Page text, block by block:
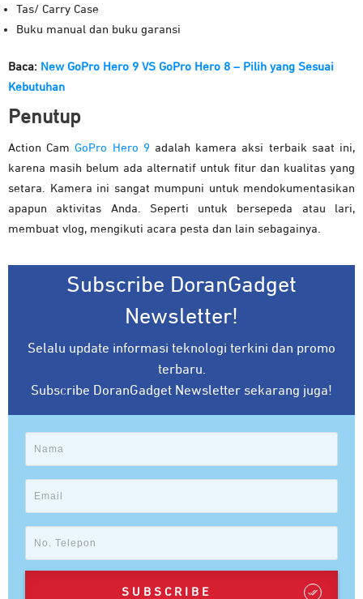
Tas/ Carry Case
Buku manual dan buku garansi
Baca: New GoPro Hero 9 VS GoPro Hero 8 – Pilih yang Sesuai
Kebutuhan
Penutup
Action Cam GoPro Hero 9adalah kamera aksi terbaik saat ini,
karena masih belum ada alternatif untuk fitur dan kualitas yang
setara. Kamera ini sangat mumpuni untuk mendokumentasikan
apapun aktivitas Anda. Seperti untuk bersepeda atau lari,
membuat vlog, mengikuti acara pesta dan lain sebagainya.
Subscribe DoranGadget
Newsletter!
Selalu update informasi teknologi terkini dan promo
terbaru.
Subscribe DoranGadget Newsletter sekarang juga!
SUBSCRIBE